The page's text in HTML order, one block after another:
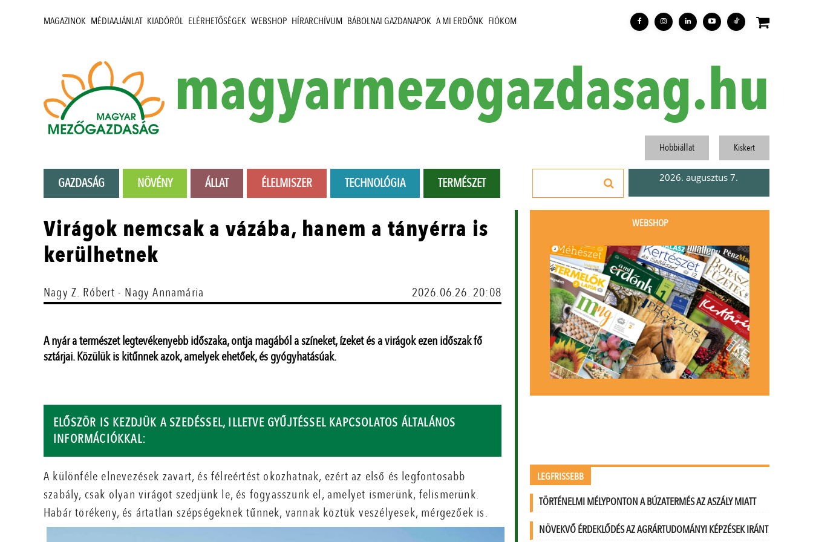
MAGAZINOK MÉDIAAJÁNLAT KIADÓRÓL ELÉRHETŐSÉGEK WEBSHOP HÍRARCHÍVUM BÁBOLNAI GAZDANAPOK A MI ERDŐNK FIÓKOM
magyarmezogazdasag.hu
GAZDASÁG NÖVÉNY ÁLLAT ÉLELMISZER TECHNOLÓGIA TERMÉSZET
Hobbiállat Kiskert
2026. augusztus 7.
Virágok nemcsak a vázába, hanem a tányérra is
kerülhetnek
Nagy Z. Róbert - Nagy Annamária 2026.06.26. 20:08
A nyár a természet legtevékenyebb időszaka, ontja magából a színeket, ízeket és a virágok ezen időszak fő
sztárjai. Közülük is kitűnnek azok, amelyek ehetőek, és gyógyhatásúak.
ELŐSZÖR IS KEZDJÜK A SZEDÉSSEL, ILLETVE GYŰJTÉSSEL KAPCSOLATOS ÁLTALÁNOS
INFORMÁCIÓKKAL:
A különféle elnevezések zavart, és félreértést okozhatnak, ezért az első és legfontosabb
szabály, csak olyan virágot szedjünk le, és fogyasszunk el, amelyet ismerünk, felismerünk.
Habár törékeny, és ártatlan szépségeknek tűnnek, vannak köztük veszélyesek, mérgezőek is.
WEBSHOP
LEGFRISSEBB
TÖRTÉNELMI MÉLYPONTON A BÚZATERMÉS AZ ASZÁLY MIATT
NÖVEKVŐ ÉRDEKLŐDÉS AZ AGRÁRTUDOMÁNYI KÉPZÉSEK IRÁNT